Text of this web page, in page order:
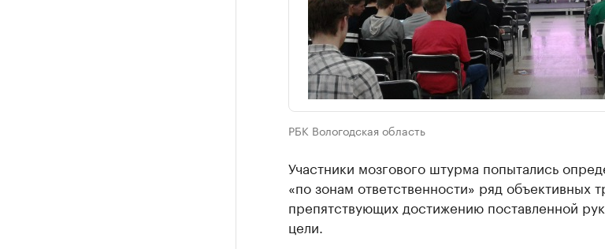
РБК Вологодская область
Участники мозгового штурма попытались
«по зонам ответственности» ряд объективных
препятствующих достижению поставленной
цели.